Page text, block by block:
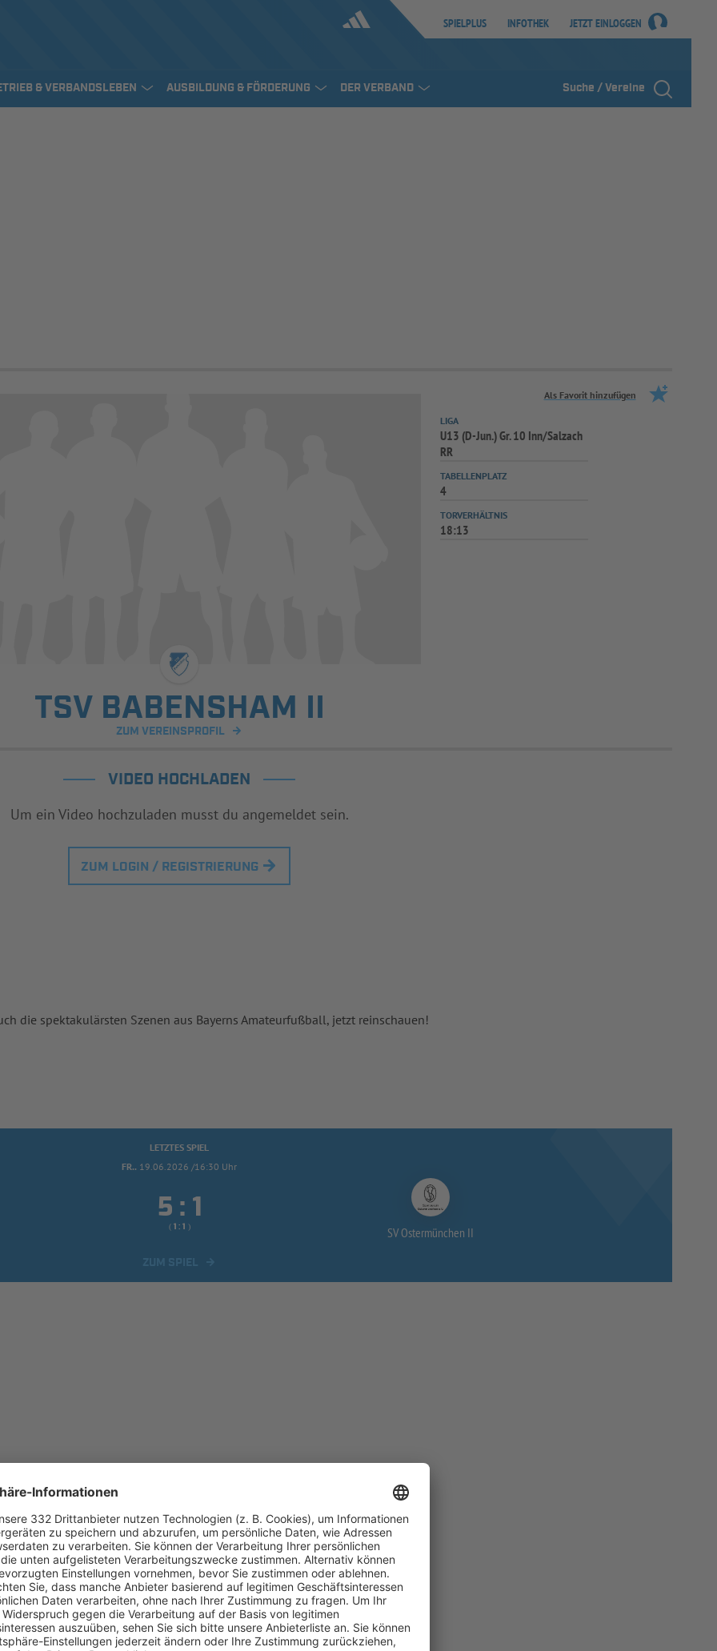
SPIELPLUS INFOTHEK JETZT EINLOGGEN
& VERBANDSLEBEN AUSBILDUNG & FÖRDERUNG DER VERBAND Suche / Vereine
Als Favorit hinzufügen
TSV BABENSHAM II
ZUM VEREINSPROFIL
LIGA
U13 (D-Jun.) Gr. 10 Inn/Salzach
RR
TABELLENPLATZ
4
TORVERHÄLTNIS
18:13
VIDEO HOCHLADEN
Um ein Video hochzuladen musst du angemeldet sein.
ZUM LOGIN / REGISTRIERUNG
die spektakulärsten Szenen aus Bayerns Amateurfußball, jetzt reinschauen!
LETZTES SPIEL
FR.. 19.06.2026 /16:30 Uhr
 : 
(  :  ) SV Ostermünchen II